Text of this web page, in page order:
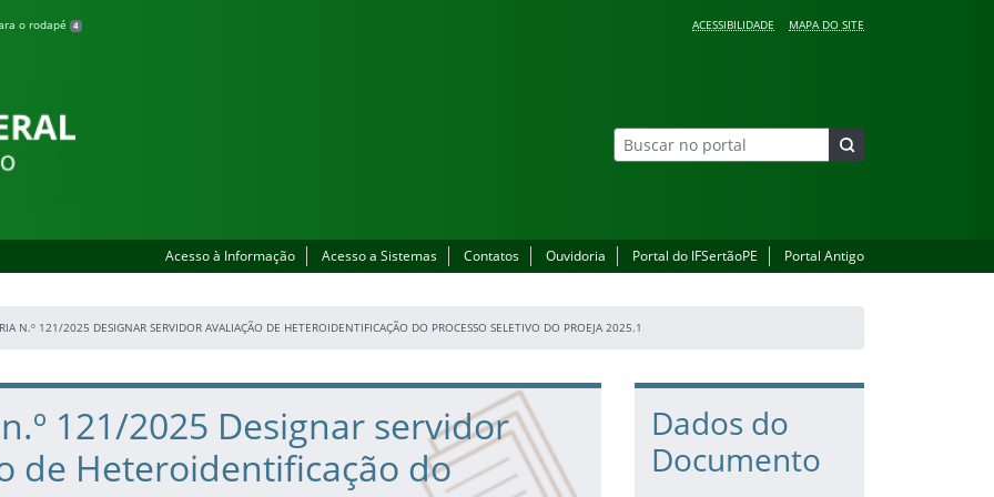
o rodapé 4 ACESSIBILIDADE MAPA DO SITE
Acesso à Informação Acesso a Sistemas Contatos Ouvidoria Portal do IFSertãoPE Portal Antigo
N.º 121/2025 DESIGNAR SERVIDOR AVALIAÇÃO DE HETEROIDENTIFICAÇÃO DO PROCESSO SELETIVO DO PROEJA 2025.1
121/2025 Designar servidor
de Heteroidentificação do
Dados do
Documento